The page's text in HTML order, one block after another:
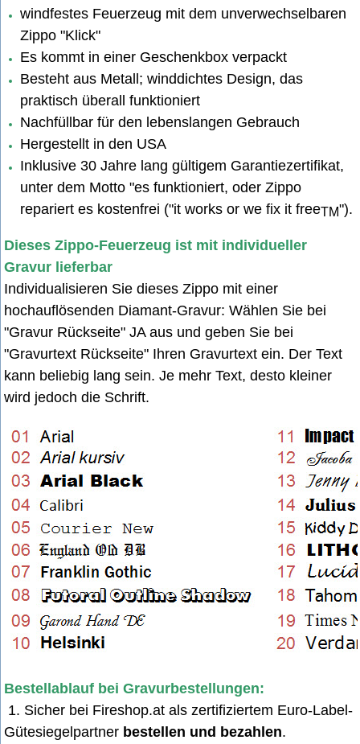
windfestes Feuerzeug mit dem unverwechselbaren
Zippo "Klick"
Es kommt in einer Geschenkbox verpackt
Besteht aus Metall; winddichtes Design, das
praktisch überall funktioniert
Nachfüllbar für den lebenslangen Gebrauch
Hergestellt in den USA
Inklusive 30 Jahre lang gültigem Garantiezertifikat,
unter dem Motto "es funktioniert, oder Zippo
repariert es kostenfrei ("it works or we fix it freeTM").
Dieses Zippo-Feuerzeug ist mit individueller
Gravur lieferbar
Individualisieren Sie dieses Zippo mit einer
hochauflösenden Diamant-Gravur: Wählen Sie bei
"Gravur Rückseite" JA aus und geben Sie bei
"Gravurtext Rückseite" Ihren Gravurtext ein. Der Text
kann beliebig lang sein. Je mehr Text, desto kleiner
wird jedoch die Schrift.
Bestellablauf bei Gravurbestellungen:
1. Sicher bei Fireshop.at als zertifiziertem Euro-Label-
Gütesiegelpartner bestellen und bezahlen.